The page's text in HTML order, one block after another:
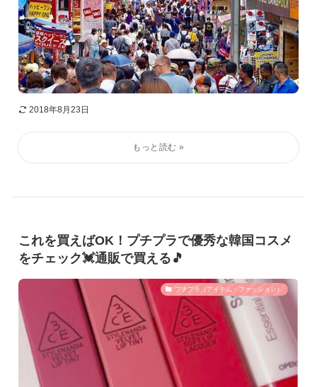
2018年8月23日
これを買えばOK！プチプラで優秀な韓国コスメ
をチェック💓通販で買える🎵
プチプラ（アイテム・ファッション）